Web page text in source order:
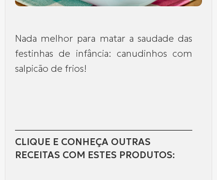
Nada melhor para matar a saudade das
festinhas de infância: canudinhos com
salpicão de frios!
CLIQUE E CONHEÇA OUTRAS
RECEITAS COM ESTES PRODUTOS: